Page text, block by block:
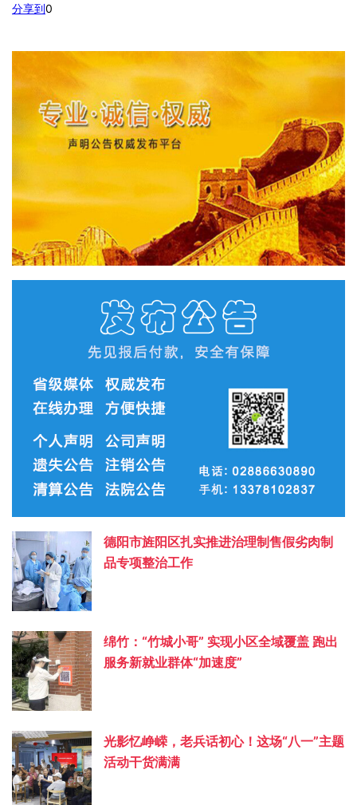
分享到0
德阳市旌阳区扎实推进治理制售假劣肉制
品专项整治工作
绵竹：“竹城小哥” 实现小区全域覆盖 跑出
服务新就业群体“加速度”
光影忆峥嵘，老兵话初心！这场“八一”主题
活动干货满满